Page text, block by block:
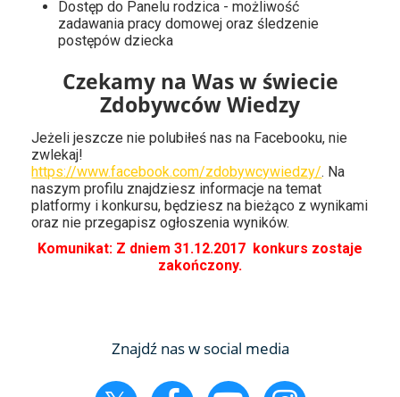
Dostęp do Panelu rodzica - możliwość
zadawania pracy domowej oraz śledzenie
postępów dziecka
Czekamy na Was w świecie
Zdobywców Wiedzy
Jeżeli jeszcze nie polubiłeś nas na Facebooku, nie
zwlekaj!
https://www.facebook.com/zdobywcywiedzy/. Na
naszym profilu znajdziesz informacje na temat
platformy i konkursu, będziesz na bieżąco z wynikami
oraz nie przegapisz ogłoszenia wyników.
Komunikat: Z dniem 31.12.2017 konkurs zostaje
zakończony.
Znajdź nas w social media